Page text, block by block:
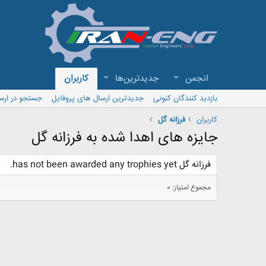
انجمن جدیدترین‌ها کاربران
بازدید کنندگان کنونی جدیدترین ارسال های پروفایل
جستجو در
کاربران
فرزانه گل
جایزه های اهدا شده به فرزانه گل
فرزانه گل has not been awarded any trophies yet.
مجموع امتیاز: 0